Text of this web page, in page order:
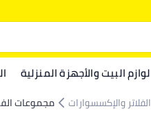
لوازم البيت والأجهزة المنزلية
الفلاتر والإكسسوارات مجموعات